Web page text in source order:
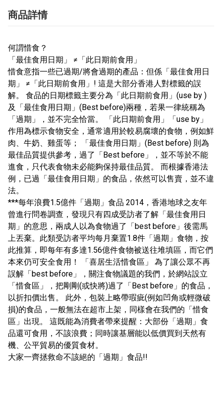
商品詳情
何謂惜食？
「最佳食用日期」 ≠「此日期前食用」
惜食意指一些已過期/將會過期的產品：但係「最佳食用日
期」 ≠「此日期前食用」! 這是大部分香港人對標籤的誤
解。 食品的日期標籤主要分為「此日期前食用」(use by )
及「最佳食用日期」(Best before)兩種，若果一律統稱為
「過期」，並不完全恰當。 「此日期前食用」「use by」
作用為標示食物安全，通常適用於較易腐壞的食物，例如鮮
肉、牛奶、雞蛋等； 「最佳食用日期」(Best before) 則為
最佳品質提供參考，過了「Best before」，並不等於不能
進食，只代表食物未必能夠保持最佳品質。 而根據香港法
例，已過「最佳食用日期」的食品，依然可以售賣，並不違
法。
***每年浪費1.5億件「過期」食品 2014，香港地球之友年
曾進行問卷調查，發現只有四成受訪者了解「最佳食用日
期」的意思，兩成人以為食物過了「best before」後需馬
上丟棄。此類受訪者平均每月棄置1.8件「過期」食物，按
此推算，即每年有多達1.56億件食物被送往堆填區，而它們
本來仍可安全食用！ 「喜居生活惜食區」 為了讓公眾不再
誤解「best before」，關注食物議題的我們，於網站設立
「惜食區」，把剛剛(或快將)過了「Best before」的食品，
以折扣價出售。 此外，包裝上略帶瑕疵(例如凹角或輕微破
損)的食品，一般無法在超市上架，同樣會在我們的「惜食
區」出現。 這既能為消費者帶來提醒：大部份「過期」食
品還可食用，不該浪費；同時讓基層能以低價買到天然有
機、公平貿易的優質食材。
大家一齊拯救命不該絕的「過期」食品!!